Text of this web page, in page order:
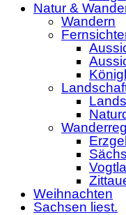
Natur &
Wandern
Weihnachten
Sachsen liest.